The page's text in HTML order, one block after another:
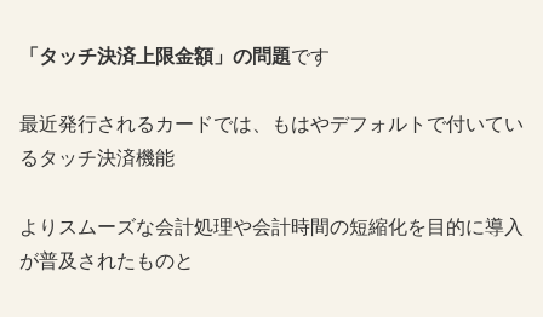
「タッチ決済上限金額」の問題です
最近発行されるカードでは、もはやデフォルトで付いてい
るタッチ決済機能
よりスムーズな会計処理や会計時間の短縮化を目的に導入
が普及されたものと